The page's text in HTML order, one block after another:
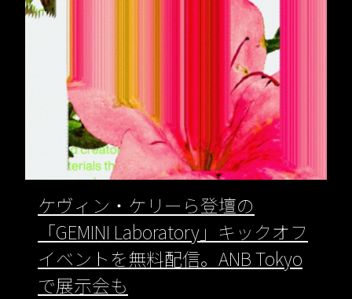
ケヴィン・ケリーら登壇の
「GEMINI Laboratory」キックオフ
イベントを無料配信。ANB Tokyo
で展示会も